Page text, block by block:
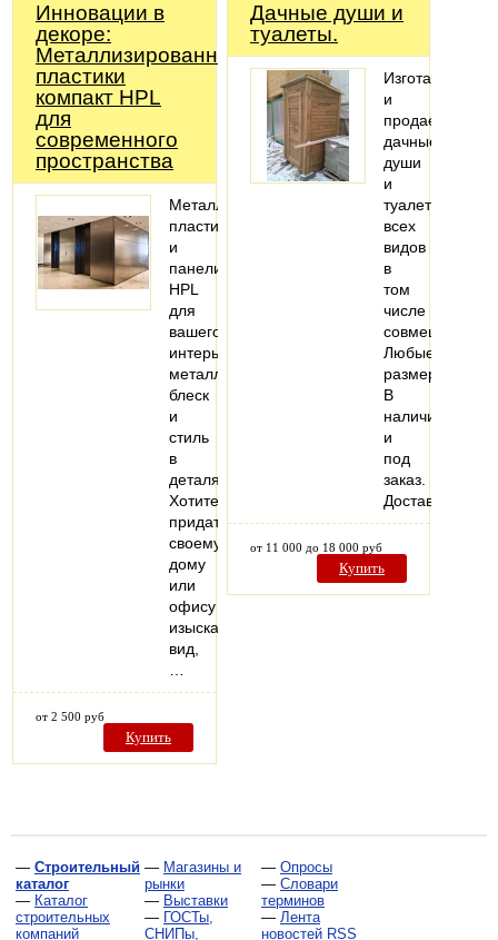
Инновации в
декоре:
Металлизированные
пластики
компакт HPL
для
современного
пространства
Металлизированные
пластики
и
панели
HPL
для
вашего
интерьера:
металлический
блеск
и
стиль
в
деталях.
Хотите
придать
своему
дому
или
офису
изысканный
вид,
…
от 2 500 руб
Купить
Дачные души и
туалеты.
Изготавливаем
и
продаем
дачные
души
и
туалеты
всех
видов
в
том
числе
совмещенные.
Любые
размеры.
В
наличии
и
под
заказ.
Доставка.
от 11 000 до 18 000 руб
Купить
— Строительный
каталог
— Каталог
строительных
компаний
— Магазины и
рынки
— Выставки
— ГОСТы,
СНИПы,
— Опросы
— Словари
терминов
— Лента
новостей RSS